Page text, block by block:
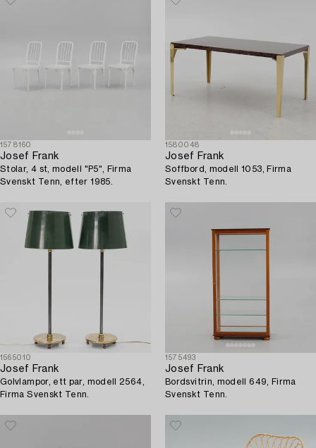
1578160
Josef Frank
Stolar, 4 st, modell "P5", Firma
Svenskt Tenn, efter 1985.
1580048
Josef Frank
Soffbord, modell 1053, Firma
Svenskt Tenn.
1565010
Josef Frank
Golvlampor, ett par, modell 2564,
Firma Svenskt Tenn.
1575493
Josef Frank
Bordsvitrin, modell 649, Firma
Svenskt Tenn.